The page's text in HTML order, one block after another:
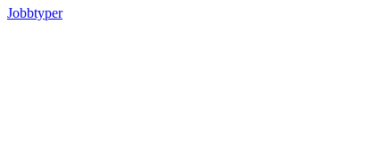
Jobbtyper